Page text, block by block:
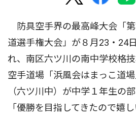
防具空手界の最高峰大会「
道選手権大会」が８月23・24
れ、南区六ツ川の南中学校格
空手道場「浜風会はまっこ道
（六ツ川中）が中学１年生の
「優勝を目指してきたので嬉